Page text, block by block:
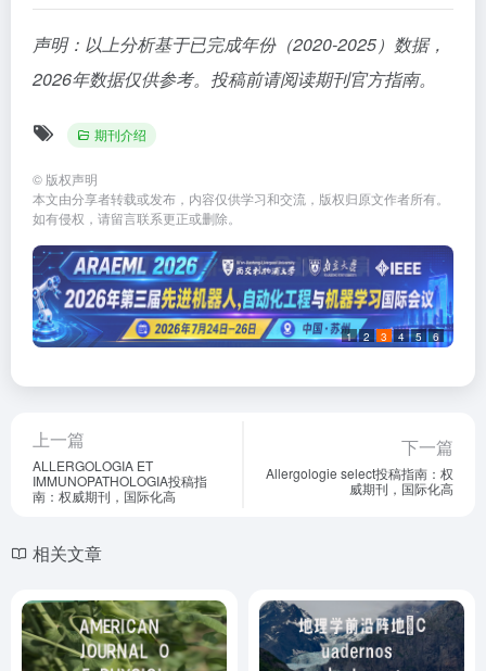
声明：以上分析基于已完成年份（2020-2025）数据，
2026年数据仅供参考。投稿前请阅读期刊官方指南。
期刊介绍
© 版权声明
本文由分享者转载或发布，内容仅供学习和交流，版权归原文作者所有。
如有侵权，请留言联系更正或删除。
1 2 3 4 5 6
上一篇
ALLERGOLOGIA ET
IMMUNOPATHOLOGIA投稿指
南：权威期刊，国际化高
下一篇
Allergologie select投稿指南：权
威期刊，国际化高
相关文章